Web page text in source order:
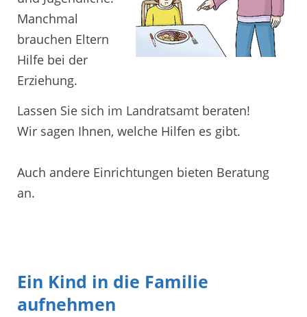
Manchmal
brauchen Eltern
Hilfe bei der
Erziehung.
Lassen Sie sich im Landratsamt beraten!
Wir sagen Ihnen, welche Hilfen es gibt.
Auch andere Einrichtungen bieten Beratung
an.
Ein Kind in die Familie
aufnehmen